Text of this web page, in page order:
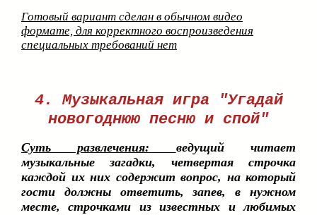
Готовый вариант сделан в обычном видео
формате, для корректного воспроизведения
специальных требований нет
4. Музыкальная игра "Угадай
новогоднюю песню и спой"
Суть развлечения: ведущий читает
музыкальные загадки, четвертая строчка
каждой их них содержит вопрос, на который
гости должны ответить, запев, в нужном
месте, строчками из известных и любимых